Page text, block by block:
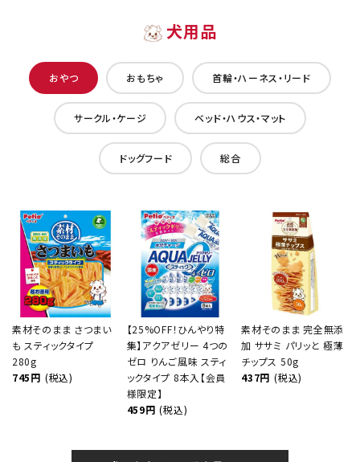
犬用品
おやつ おもちゃ 首輪・ハーネス・リード
サークル・ケージ ベッド・ハウス・マット
ドッグフード 総合
素材そのまま さつまい
も スティックタイプ
280g
745円 (税込)
【25%OFF！ひんやり特
集】アクアゼリー 4つの
ゼロ りんご風味 スティ
ックタイプ 8本入【会員
様限定】
459円 (税込)
素材そのまま 完全無添
加 ササミ パリッと 極薄
チップス 50g
437円 (税込)